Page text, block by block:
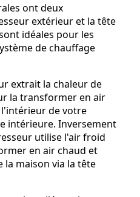
ont deux
extérieur et la tête
idéales pour les
de chauffage
extrait la chaleur de
la transformer en air
de votre
intérieure. Inversement
utilise l'air froid
en air chaud et
la maison via la tête